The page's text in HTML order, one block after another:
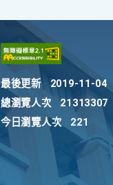
最後更新
2019-11-04
總瀏覽人次
21313307
今日瀏覽人次
221